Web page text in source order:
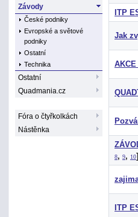
Závody
České podniky
Evropské a světové
podniky
Ostatní
Technika
Ostatní
Quadmania.cz
Fóra o čtyřkolkách
Nástěnka
ITP
Jak
AKCE
8, 9, 10]
ITP